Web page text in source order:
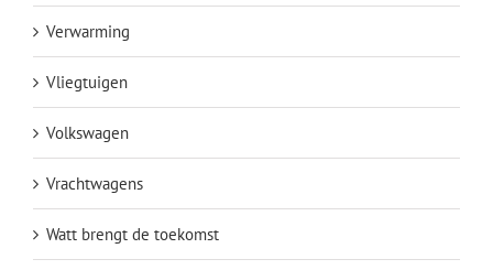
Verwarming
Vliegtuigen
Volkswagen
Vrachtwagens
Watt brengt de toekomst